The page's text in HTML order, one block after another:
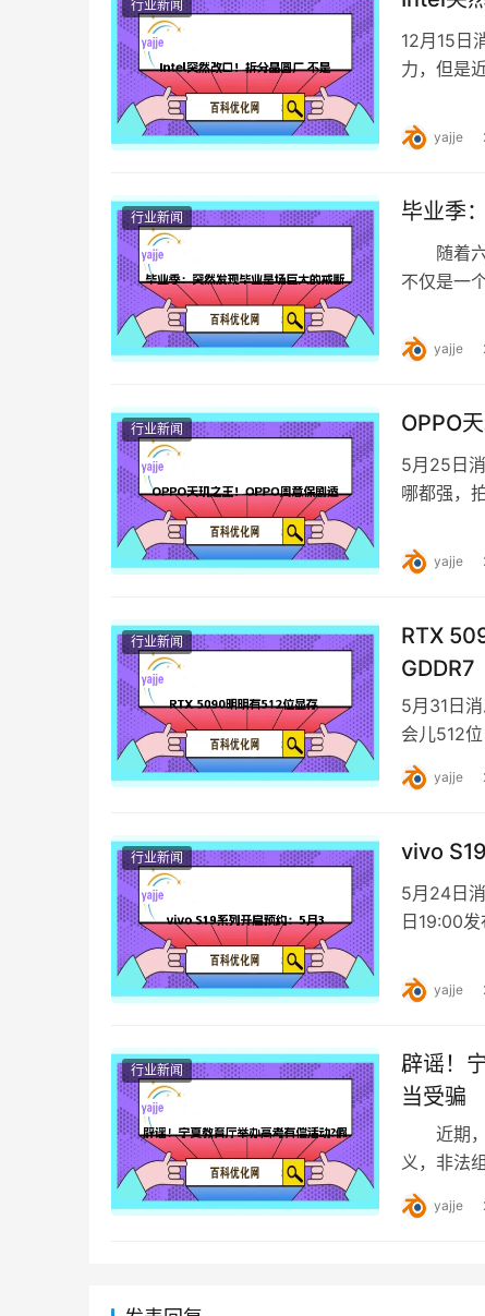
行业新闻
12月15日
力，但是
yajje
行业新闻 毕业季
随着六
不仅是一
yajje
行业新闻 OPPO
5月25日
哪都强，
yajje
行业新闻
RTX
GDDR7
5月31日
会儿512
早…
yajje
行业新闻 vivo
5月24日
日19:00
yajje
行业新闻
辟谣！
当受骗
近期，
义，非法
了视听，
yajje